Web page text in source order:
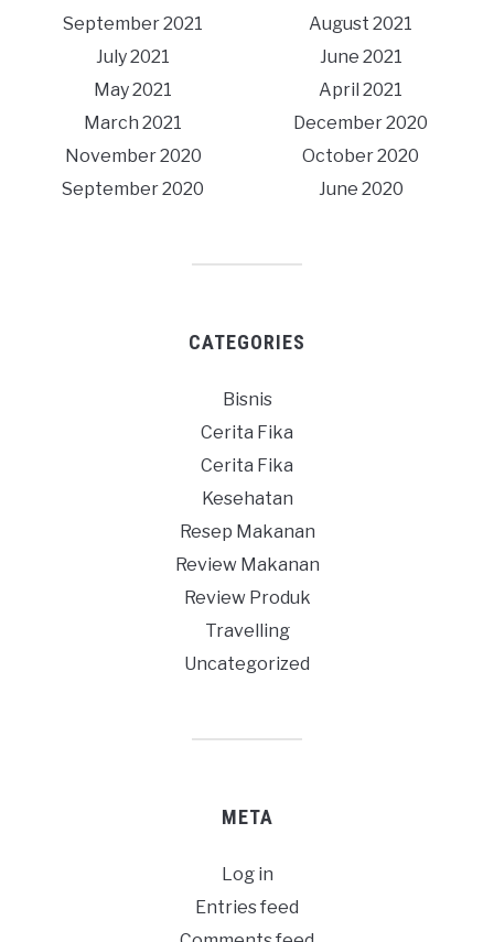
September 2021
August 2021
July 2021
June 2021
May 2021
April 2021
March 2021
December 2020
November 2020
October 2020
September 2020
June 2020
CATEGORIES
Bisnis
Cerita Fika
Cerita Fika
Kesehatan
Resep Makanan
Review Makanan
Review Produk
Travelling
Uncategorized
META
Log in
Entries feed